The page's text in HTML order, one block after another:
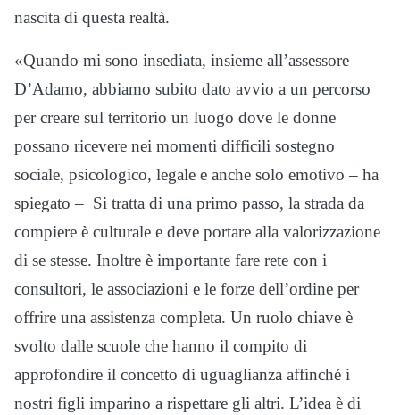
nascita di questa realtà.
«Quando mi sono insediata, insieme all’assessore
D’Adamo, abbiamo subito dato avvio a un percorso
per creare sul territorio un luogo dove le donne
possano ricevere nei momenti difficili sostegno
sociale, psicologico, legale e anche solo emotivo – ha
spiegato – Si tratta di una primo passo, la strada da
compiere è culturale e deve portare alla valorizzazione
di se stesse. Inoltre è importante fare rete con i
consultori, le associazioni e le forze dell’ordine per
offrire una assistenza completa. Un ruolo chiave è
svolto dalle scuole che hanno il compito di
approfondire il concetto di uguaglianza affinché i
nostri figli imparino a rispettare gli altri. L’idea è di